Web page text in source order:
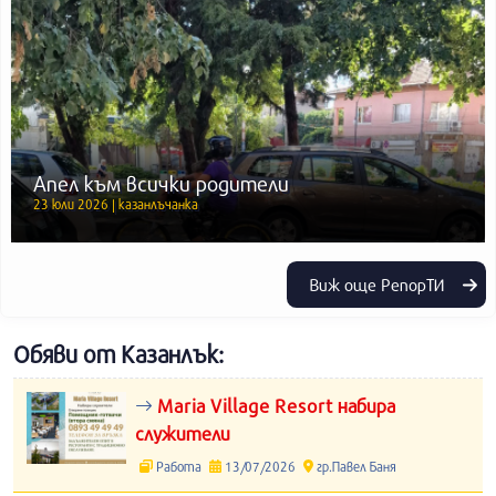
Апел към всички родители
23 юли 2026 | казанлъчанка
Виж още РепорТИ
Обяви от Казанлък:
Maria Village Resort набира
служители
Работа 13/07/2026 гр.Павел Баня